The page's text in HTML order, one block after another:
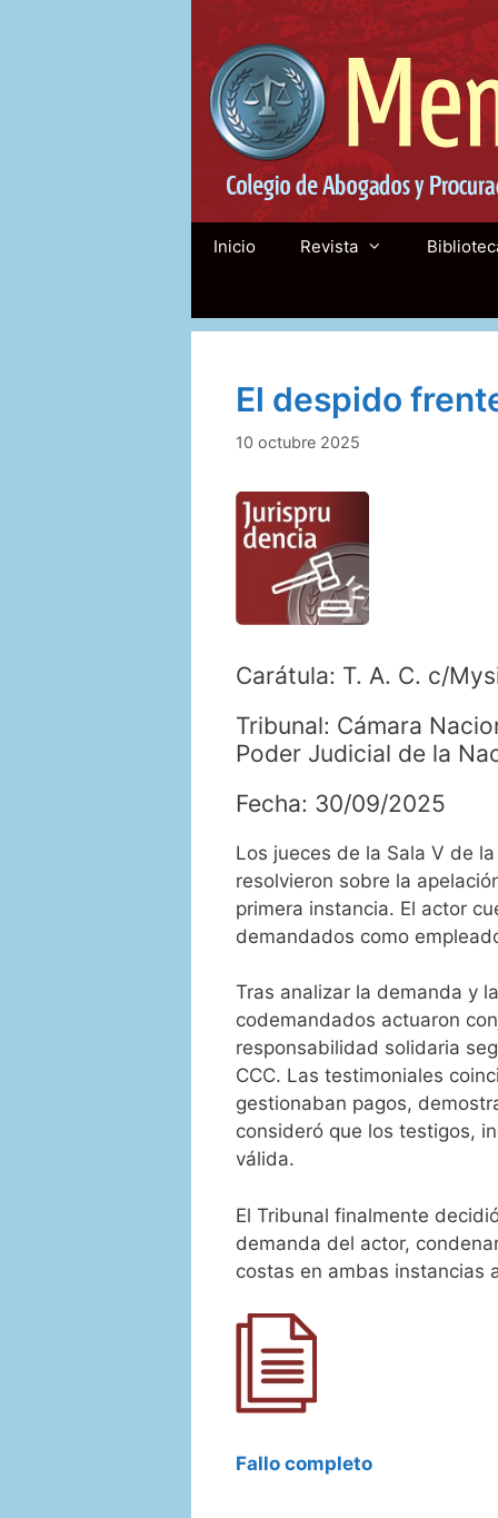
Inicio Revista
El despido
10 octubre 2025
Carátula: T. A. C. c/
Tribunal: Cámara
Poder Judicial de la
Fecha: 30/09/2025
Los jueces de la Sala V de
resolvieron sobre la
primera instancia. El actor
demandados como
Tras analizar la demanda y
codemandados actuaron
responsabilidad solidaria
CCC. Las testimoniales
gestionaban pagos,
consideró que los testigos,
válida.
El Tribunal finalmente
demanda del actor,
costas en ambas instancias
Fallo completo